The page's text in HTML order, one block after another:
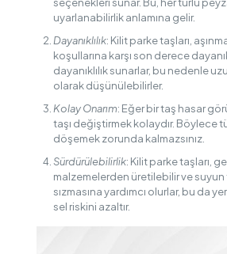
uyarlanabilirlik anlamına gelir.
Dayanıklılık: Kilit parke taşları,
koşullarına karşı son derece
dayanıklılık sunarlar, bu nedenle
olarak düşünülebilirler.
Kolay Onarım: Eğer bir taş hasar
taşı değiştirmek kolaydır. Böylece
döşemek zorunda kalmazsınız.
Sürdürülebilirlik: Kilit parke taşları,
malzemelerden üretilebilir ve suyun
sızmasına yardımcı olurlar, bu da
sel riskini azaltır.